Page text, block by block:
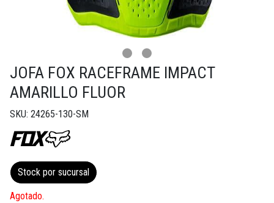
JOFA FOX RACEFRAME IMPACT
AMARILLO FLUOR
SKU: 24265-130-SM
Stock por sucursal
Agotado.